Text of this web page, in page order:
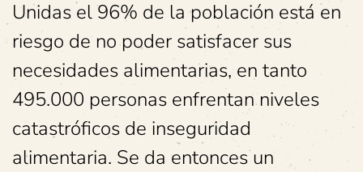
Unidas el 96% de la población está en
riesgo de no poder satisfacer sus
necesidades alimentarias, en tanto
495.000 personas enfrentan niveles
catastróficos de inseguridad
alimentaria. Se da entonces un